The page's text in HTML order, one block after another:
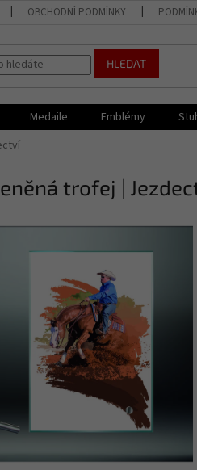
OBCHODNÍ PODMÍNKY
HLEDAT
Medaile Emblémy
trofej |